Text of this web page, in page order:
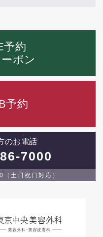
予約
ーポン
予約
のお電話
7000
土日祝日対応）